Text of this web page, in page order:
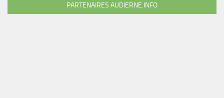
PARTENAIRES AUDIERNE.INFO